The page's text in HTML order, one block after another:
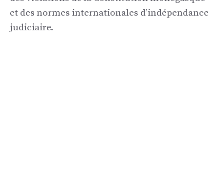
et des normes internationales d’indépendance
judiciaire.